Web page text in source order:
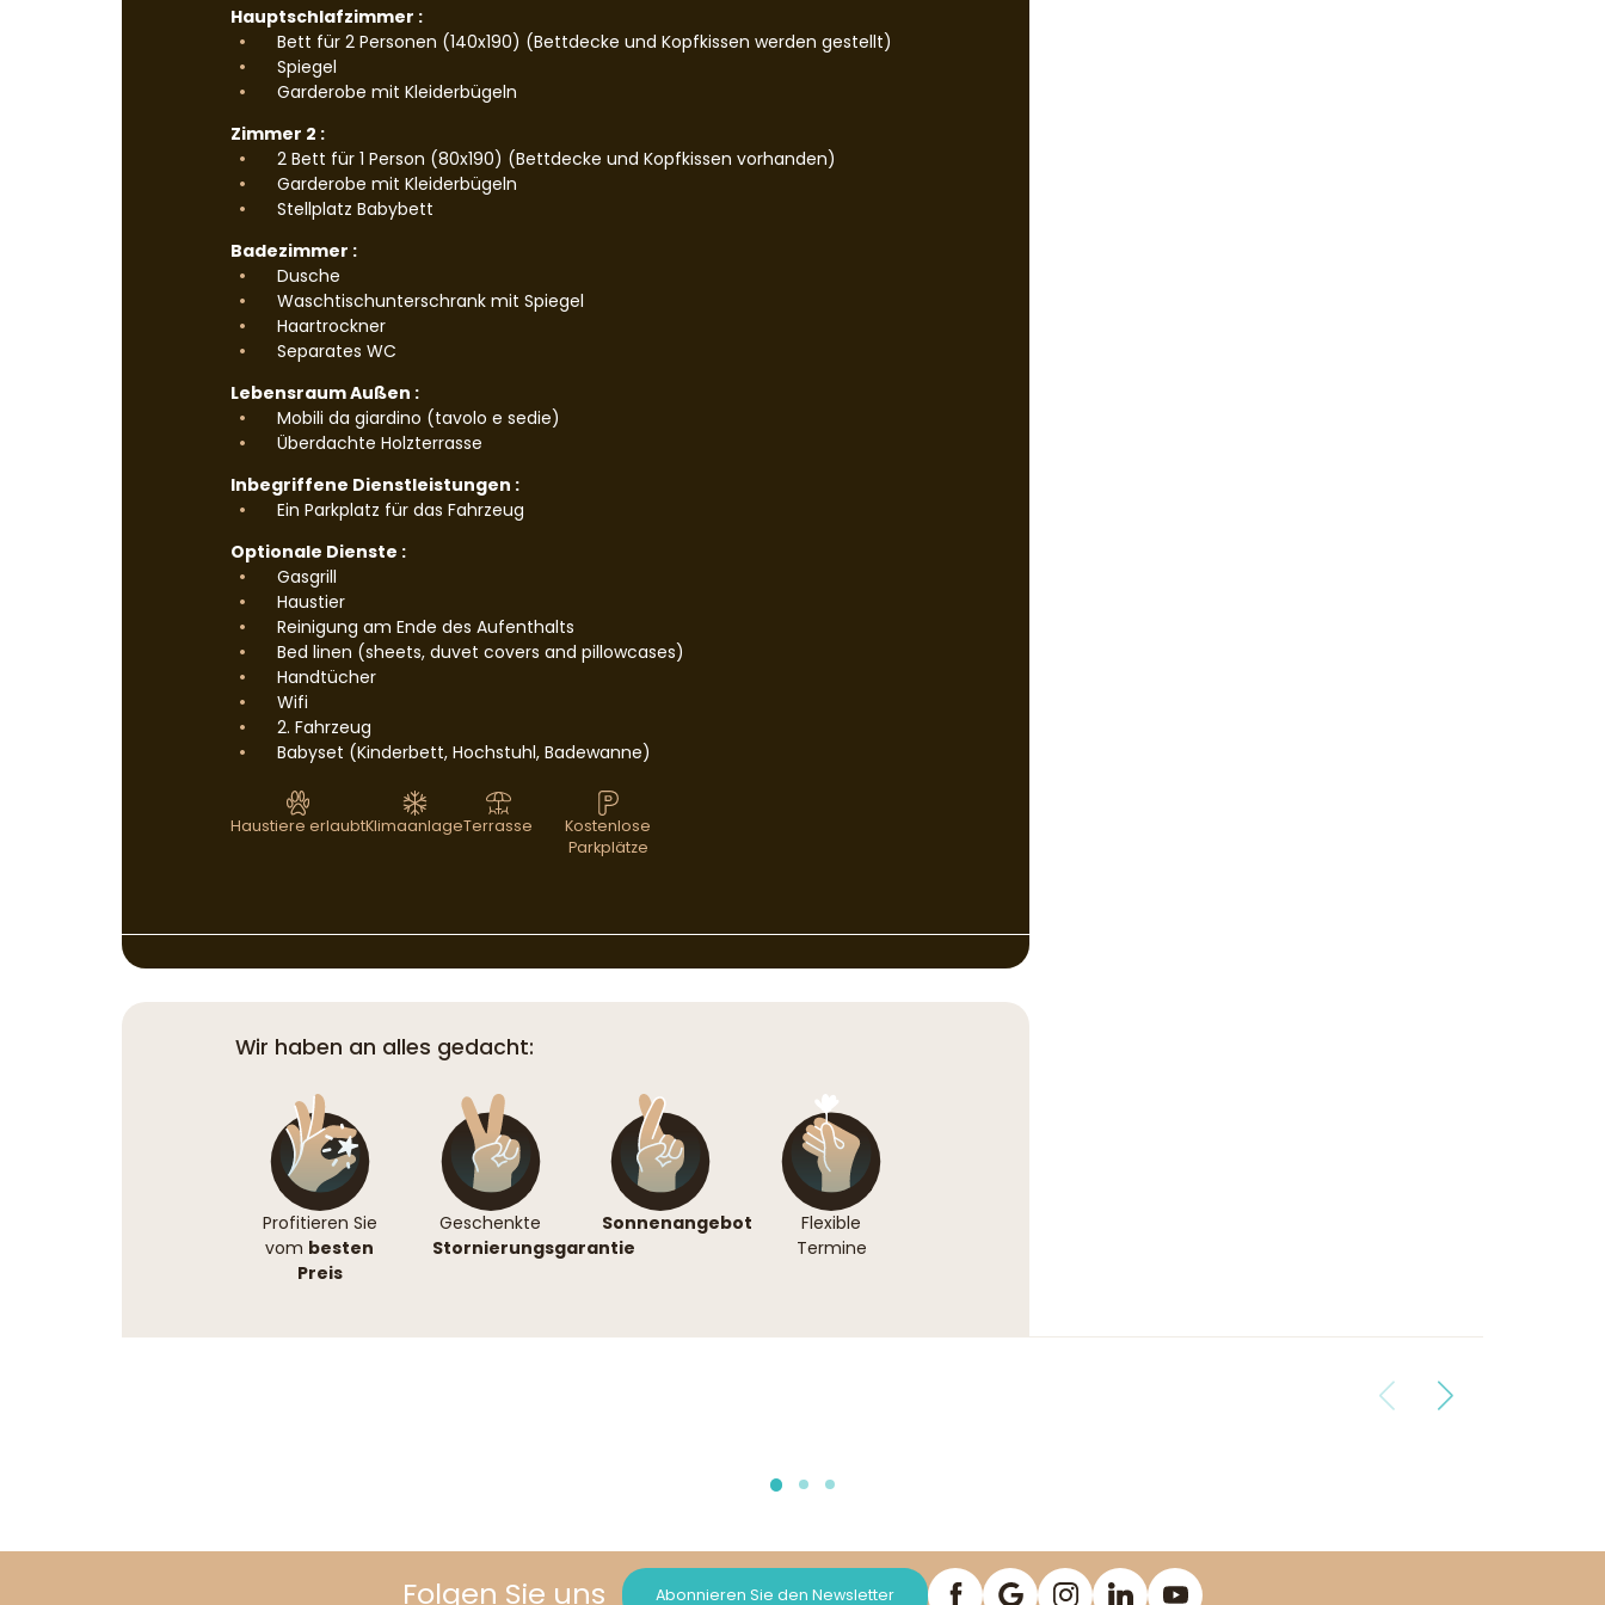
Hauptschlafzimmer :
Bett für 2 Personen (140x190) (Bettdecke und Kopfkissen werden gestellt)
Spiegel
Garderobe mit Kleiderbügeln
Zimmer 2 :
2 Bett für 1 Person (80x190) (Bettdecke und Kopfkissen vorhanden)
Garderobe mit Kleiderbügeln
Stellplatz Babybett
Badezimmer :
Dusche
Waschtischunterschrank mit Spiegel
Haartrockner
Separates WC
Lebensraum Außen :
Mobili da giardino (tavolo e sedie)
Überdachte Holzterrasse
Inbegriffene Dienstleistungen :
Ein Parkplatz für das Fahrzeug
Optionale Dienste :
Gasgrill
Haustier
Reinigung am Ende des Aufenthalts
Bed linen (sheets, duvet covers and pillowcases)
Handtücher
Wifi
2. Fahrzeug
Babyset (Kinderbett, Hochstuhl, Badewanne)
Haustiere erlaubtKlimaanlageTerrasse
Kostenlose
Parkplätze
Wir haben an alles gedacht:
Profitieren Sie
vom besten
Preis
Geschenkte
Stornierungsgarantie
Sonnenangebot
Flexible
Termine
Folgen Sie uns Abonnieren Sie den Newsletter